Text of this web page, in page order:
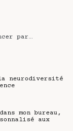
par…
neurodiversité
mon bureau,
aux